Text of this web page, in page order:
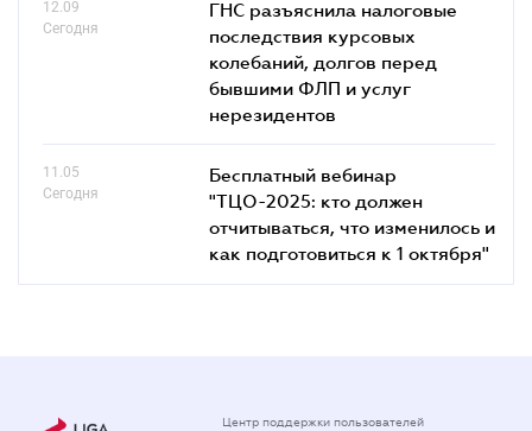
12.09
Сегодня
ГНС разъяснила налоговые
последствия курсовых
колебаний, долгов перед
бывшими ФЛП и услуг
нерезидентов
11.05
Сегодня
Бесплатный вебинар
"ТЦО-2025: кто должен
отчитываться, что изменилось и
как подготовиться к 1 октября"
Центр поддержки пользователей